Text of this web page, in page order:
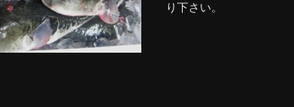
り下さい。